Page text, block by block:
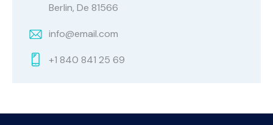
Berlin, De 81566
info@email.com
+1 840 841 25 69